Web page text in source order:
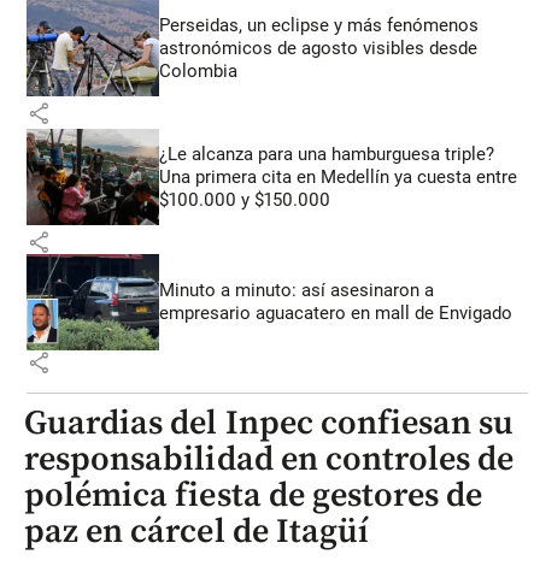
Perseidas, un eclipse y más fenómenos
astronómicos de agosto visibles desde
Colombia
share
¿Le alcanza para una hamburguesa triple?
Una primera cita en Medellín ya cuesta entre
$100.000 y $150.000
share
Minuto a minuto: así asesinaron a
empresario aguacatero en mall de Envigado
share
Guardias del Inpec confiesan su
responsabilidad en controles de
polémica fiesta de gestores de
paz en cárcel de Itagüí